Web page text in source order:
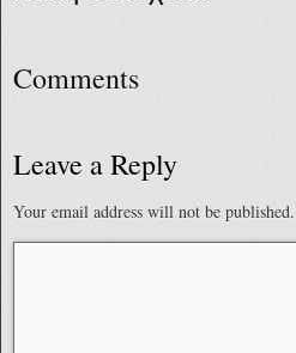
Comments
Leave a Reply
Your email address will not be published.